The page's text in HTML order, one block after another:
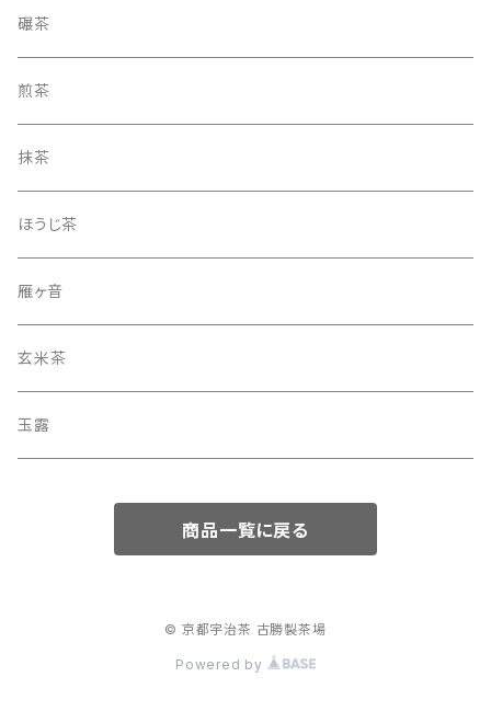
碾茶
煎茶
抹茶
ほうじ茶
雁ヶ音
玄米茶
玉露
商品一覧に戻る
© 京都宇治茶 古勝製茶場
Powered by